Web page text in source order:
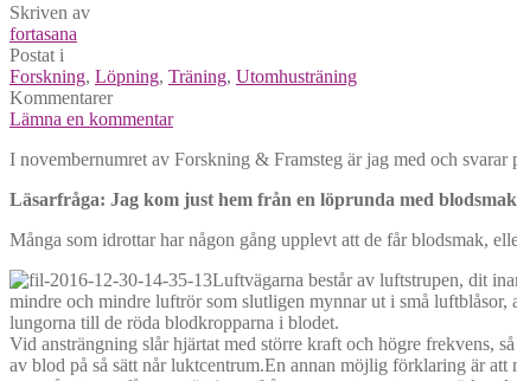
Skriven av
fortasana
Postat i
Forskning, Löpning, Träning, Utomhusträning
Kommentarer
Lämna en kommentar
I novembernumret av Forskning & Framsteg är jag med och svarar
Läsarfråga: Jag kom just hem från en löprunda med
Många som idrottar har någon gång upplevt att de får blodsmak,
Luftvägarna består av luftstrupen, dit
mindre och mindre luftrör som slutligen mynnar ut i små
lungorna till de röda blodkropparna i blodet.
Vid ansträngning slår hjärtat med större kraft och högre frekvens,
av blod på så sätt når luktcentrum.En annan möjlig förklaring är